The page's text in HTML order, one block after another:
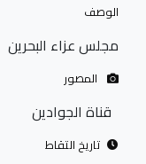
الوصف
مجلس عزاء البحرين
المصور
قناة الجوادين
تاريخ التقاط